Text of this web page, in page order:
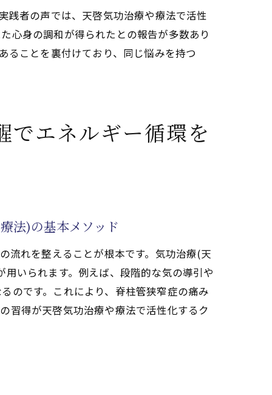
療や療法)の効果
全に試すコツ
践者の声では、天啓気功治療や療法で活性
心身の調和が得られたとの報告が多数あり
ることを裏付けており、同じ悩みを持つ
でエネルギー循環を
法)の基本メソッド
流れを整えることが根本です。気功治療(天
いられます。例えば、段階的な気の導引や
のです。これにより、脊柱管狭窄症の痛み
習得が天啓気功治療や療法で活性化するク